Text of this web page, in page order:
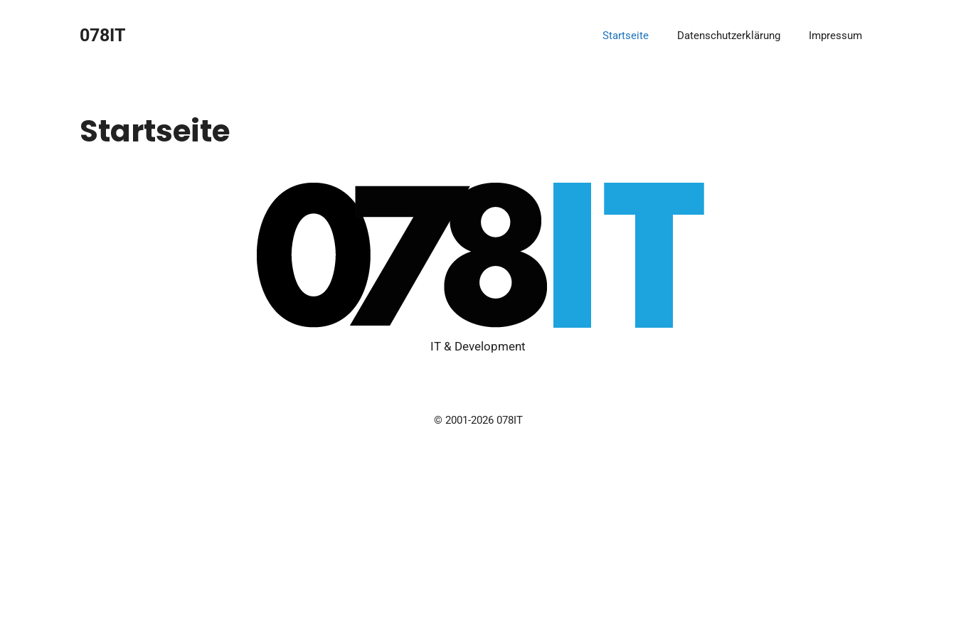
078IT Startseite Datenschutzerklärung Impressum
Startseite
IT & Development
© 2001-2026 078IT